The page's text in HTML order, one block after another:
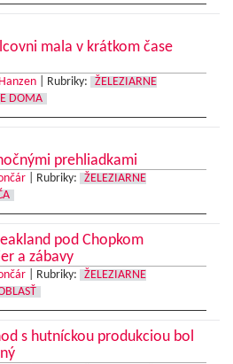
mala v krátkom čase
Rubriky:
ŽELEZIARNE
DOMA
prehliadkami
Rubriky:
ŽELEZIARNE
pod Chopkom
a zábavy
Rubriky:
ŽELEZIARNE
s hutníckou produkciou bol